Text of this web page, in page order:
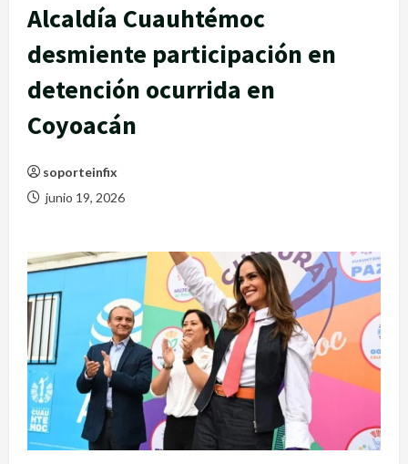
Alcaldía Cuauhtémoc
desmiente participación en
detención ocurrida en
Coyoacán
soporteinfix
junio 19, 2026